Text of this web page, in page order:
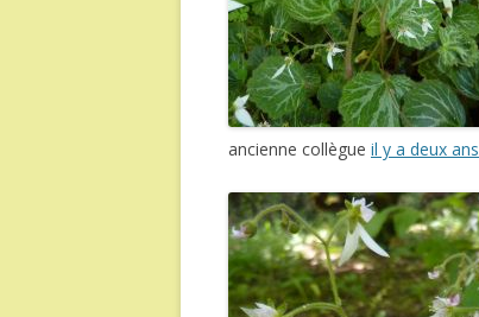
ancienne collègue il y a deux ans